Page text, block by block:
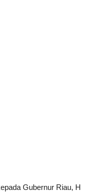
Gubernur Riau, H